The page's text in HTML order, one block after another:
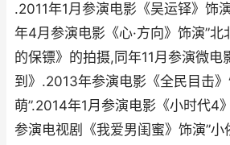
.2011年1月参演电影《吴运铎》饰
年4月参演电影《心·方向》饰演”北
的保镖》的拍摄,同年11月参演微电
到》.2013年参演电影《全民目击》
萌”.2014年1月参演电影《小时代4
参演电视剧《我爱男闺蜜》饰演”小